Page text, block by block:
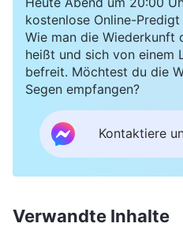
kostenlose Online-
Wie man die Wiederkunft
heißt und sich von einem
befreit. Möchtest du die
Segen empfangen?
Kontaktiere
Verwandte Inhalte